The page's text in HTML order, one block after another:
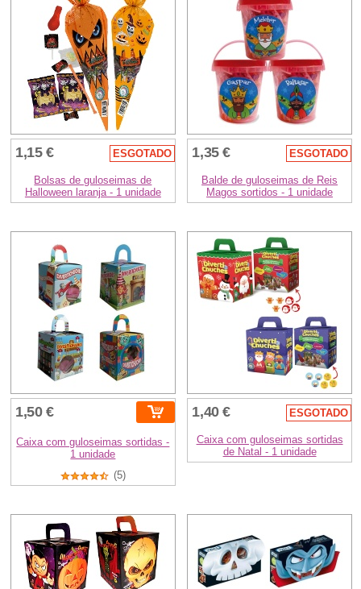
1,15 € ESGOTADO
Bolsas de guloseimas de
Halloween laranja - 1 unidade
1,35 € ESGOTADO
Balde de guloseimas de Reis
Magos sortidos - 1 unidade
1,50 €
Caixa com guloseimas sortidas -
1 unidade
(5)
1,40 € ESGOTADO
Caixa com guloseimas sortidas
de Natal - 1 unidade